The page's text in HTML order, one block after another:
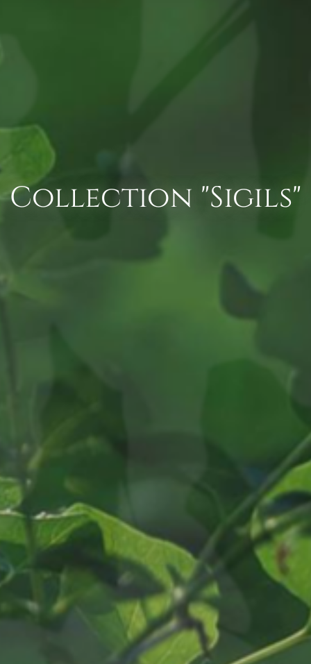
Collection "Sigils"